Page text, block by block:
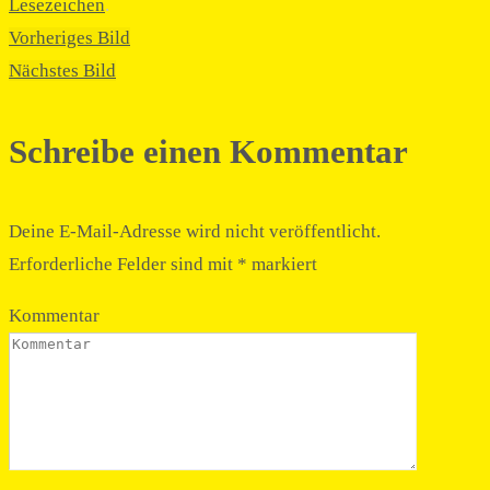
Lesezeichen.
Vorheriges Bild
Nächstes Bild
Schreibe einen Kommentar
Deine E-Mail-Adresse wird nicht veröffentlicht.
Erforderliche Felder sind mit * markiert
Kommentar